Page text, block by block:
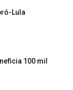
Lula
100 mil